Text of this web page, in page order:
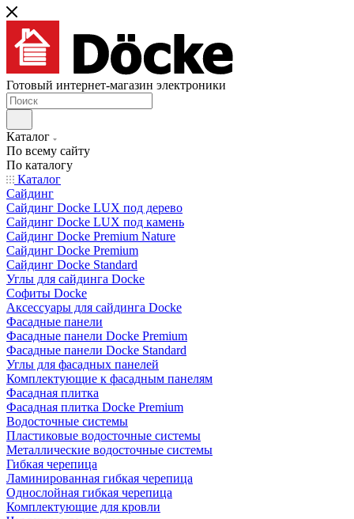
Готовый интернет-магазин электроники
Каталог
По всему сайту
По каталогу
Каталог
Сайдинг
Сайдинг Docke LUX под дерево
Сайдинг Docke LUX под камень
Сайдинг Docke Premium Nature
Сайдинг Docke Premium
Сайдинг Docke Standard
Углы для сайдинга Docke
Софиты Docke
Аксессуары для сайдинга Docke
Фасадные панели
Фасадные панели Docke Premium
Фасадные панели Docke Standard
Углы для фасадных панелей
Комплектующие к фасадным панелям
Фасадная плитка
Фасадная плитка Docke Premium
Водосточные системы
Пластиковые водосточные системы
Металлические водосточные системы
Гибкая черепица
Ламинированная гибкая черепица
Однослойная гибкая черепица
Комплектующие для кровли